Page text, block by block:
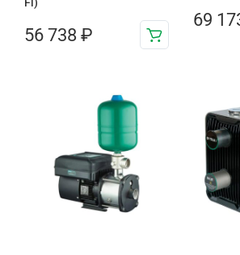
56 738 ₽
69